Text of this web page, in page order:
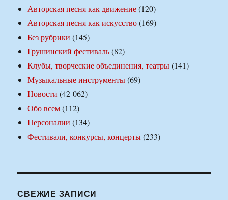
Авторская песня как движение(120)
Авторская песня как искусство(169)
Без рубрики (145)
Грушинский фестиваль(82)
Клубы, творческие объединения, театры(141)
Музыкальные инструменты(69)
Новости (42 062)
Обо всем(112)
Персоналии (134)
Фестивали, конкурсы, концерты(233)
СВЕЖИЕ ЗАПИСИ